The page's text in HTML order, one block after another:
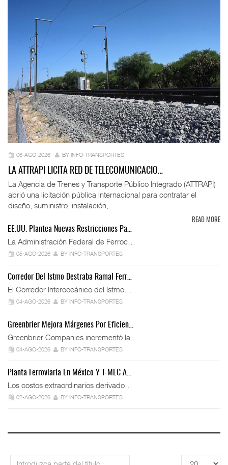
06-AGO-2026 BY INFO-TRANSPORTES
LA ATTRAPI LICITA RED DE TELECOMUNICACIO…
La Agencia de Trenes y Transporte Público Integrado (ATTRAPI)
abrió una licitación pública internacional para contratar el
diseño, suministro, instalación,
READ MORE
EE.UU. Plantea Nuevas Restricciones Pa…
La Administración Federal de Ferroc…
05-AGO-2026 BY INFO-TRANSPORTES
Corredor Del Istmo Destraba Ramal Ferr…
El Corredor Interoceánico del Istmo…
04-AGO-2026 BY INFO-TRANSPORTES
Greenbrier Mejora Márgenes Por Eficien…
Greenbrier Companies incrementó la …
04-AGO-2026 BY INFO-TRANSPORTES
Planta Ferroviaria En México Y T-MEC A…
Los costos extraordinarios derivado…
02-AGO-2026 BY INFO-TRANSPORTES
Introduzca
Cantidad